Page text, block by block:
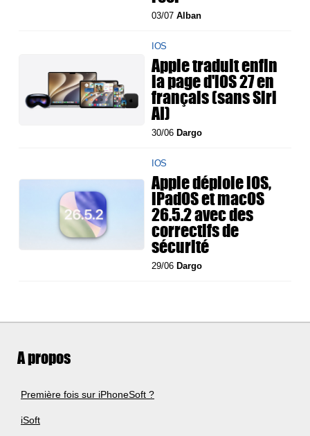
03/07Alban
IOS
Apple traduit enfin
la page d'iOS 27 en
français (sans Siri
AI)
30/06 Dargo
IOS
Apple déploie iOS,
iPadOS et macOS
26.5.2 avec des
correctifs de
sécurité
29/06 Dargo
A propos
Première fois sur iPhoneSoft ?
iSoft